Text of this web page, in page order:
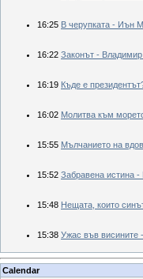
16:25 В черупката - Иън
16:22 Законът -
16:19 Къде е
16:02 Молитва към
15:55 Мълчанието на
15:52 Забравена истина
15:48 Нещата, които
15:38 Ужас във висините
Calendar